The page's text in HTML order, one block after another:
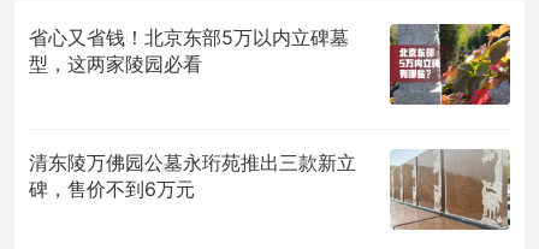
省心又省钱！北京东部5万以内立碑墓
型，这两家陵园必看
清东陵万佛园公墓永珩苑推出三款新立
碑，售价不到6万元